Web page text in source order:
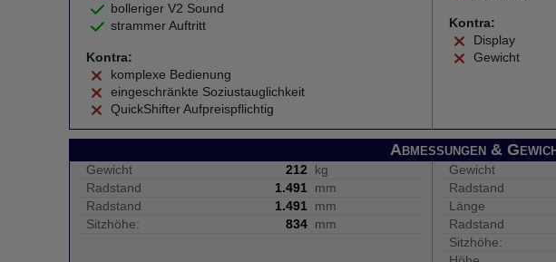
bolleriger V2 Sound
strammer Auftritt
Kontra:
komplexe Bedienung
eingeschränkte Soziustauglichkeit
QuickShifter Aufpreispflichtig
Kontra:
Display
Gewicht
Abmessungen &
Gewicht 212
kg
Radstand
1.491
mm
Radstand
1.491
mm
Sitzhöhe:
834 mm
Gewicht
Radstand
Länge
Radstand
Sitzhöhe: